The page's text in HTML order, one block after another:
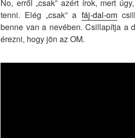
No, erről „csak” azért írok, mert
tenni. Elég „csak” a fáj-dal-om
benne van a nevében. Csillapítja a
érezni, hogy jön az OM.